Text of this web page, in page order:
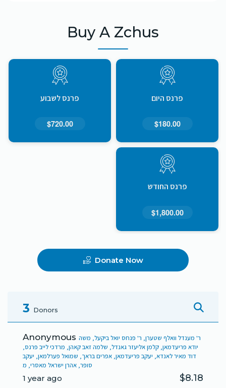
Buy A Zchus
פרנס היום
$180.00
פרנס לשבוע
$720.00
פרנס החודש
$1,800.00
Donate Now
3 Donors
Anonymous ר' מענדל וואלף שטערן, ר' פנחס יואל ביקעל, משה
יודא פריעדמאן, קלמן אליעזר גאנדל, שלמה זאב קאהן, מרדכי לייב פרנס,
דוד מאיר לאנדא, יעקב פריעדמאן, אפרים בראך, שמואל פערלמאן, יעקב
סופר, אהרן ישראל מאסרי, מ
1 year ago
$8.18